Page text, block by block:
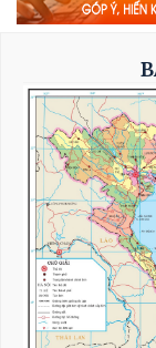
Thường
sứ
Khẩn
sách phát
năng lượng
Ngãi)
Triển khai
hai Quốc